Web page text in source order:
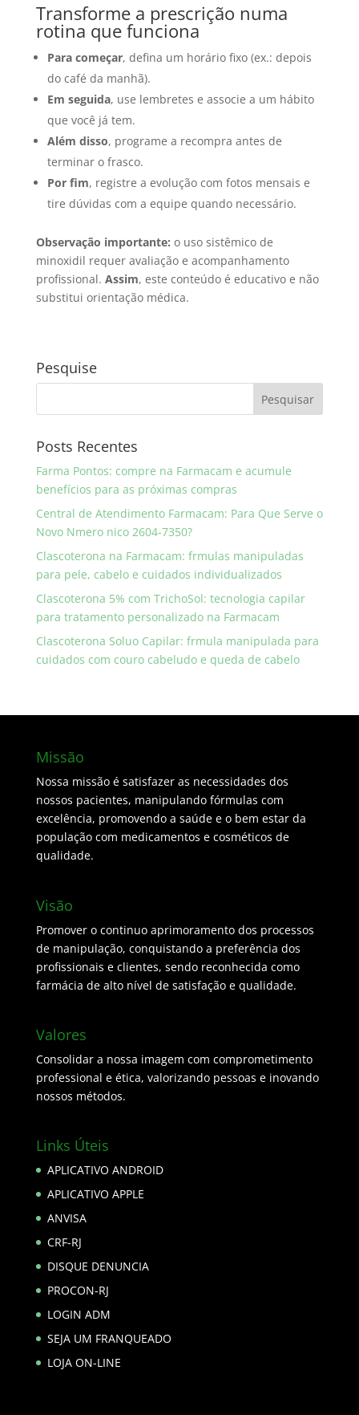
Transforme a prescrição numa
rotina que funciona
Para começar, defina um horário fixo (ex.: depois
do café da manhã).
Em seguida, use lembretes e associe a um hábito
que você já tem.
Além disso, programe a recompra antes de
terminar o frasco.
Por fim, registre a evolução com fotos mensais e
tire dúvidas com a equipe quando necessário.
Observação importante: o uso sistêmico de
minoxidil requer avaliação e acompanhamento
profissional. Assim, este conteúdo é educativo e não
substitui orientação médica.
Pesquise
Posts Recentes
Farma Pontos: compre na Farmacam e acumule
benefícios para as próximas compras
Central de Atendimento Farmacam: Para Que Serve o
Novo Nmero nico 2604-7350?
Clascoterona na Farmacam: frmulas manipuladas
para pele, cabelo e cuidados individualizados
Clascoterona 5% com TrichoSol: tecnologia capilar
para tratamento personalizado na Farmacam
Clascoterona Soluo Capilar: frmula manipulada para
cuidados com couro cabeludo e queda de cabelo
Missão
Nossa missão é satisfazer as necessidades dos
nossos pacientes, manipulando fórmulas com
excelência, promovendo a saúde e o bem estar da
população com medicamentos e cosméticos de
qualidade.
Visão
Promover o continuo aprimoramento dos processos
de manipulação, conquistando a preferência dos
profissionais e clientes, sendo reconhecida como
farmácia de alto nível de satisfação e qualidade.
Valores
Consolidar a nossa imagem com comprometimento
professional e ética, valorizando pessoas e inovando
nossos métodos.
Links Úteis
APLICATIVO ANDROID
APLICATIVO APPLE
ANVISA
CRF-RJ
DISQUE DENUNCIA
PROCON-RJ
LOGIN ADM
SEJA UM FRANQUEADO
LOJA ON-LINE